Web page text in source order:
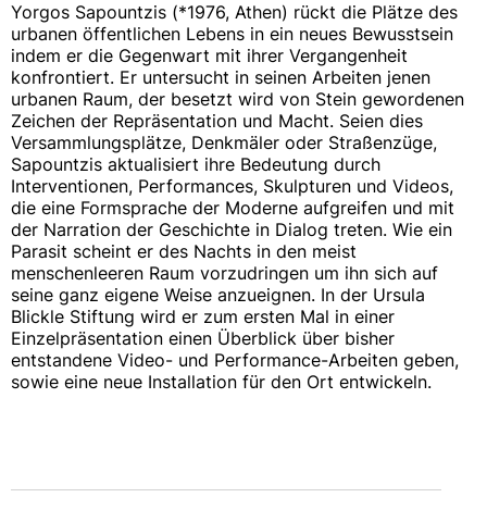
Yorgos Sapountzis (*1976, Athen) rückt die Plätze des
urbanen öffentlichen Lebens in ein neues Bewusstsein
indem er die Gegenwart mit ihrer Vergangenheit
konfrontiert. Er untersucht in seinen Arbeiten jenen
urbanen Raum, der besetzt wird von Stein gewordenen
Zeichen der Repräsentation und Macht. Seien dies
Versammlungsplätze, Denkmäler oder Straßenzüge,
Sapountzis aktualisiert ihre Bedeutung durch
Interventionen, Performances, Skulpturen und Videos,
die eine Formsprache der Moderne aufgreifen und mit
der Narration der Geschichte in Dialog treten. Wie ein
Parasit scheint er des Nachts in den meist
menschenleeren Raum vorzudringen um ihn sich auf
seine ganz eigene Weise anzueignen. In der Ursula
Blickle Stiftung wird er zum ersten Mal in einer
Einzelpräsentation einen Überblick über bisher
entstandene Video- und Performance-Arbeiten geben,
sowie eine neue Installation für den Ort entwickeln.